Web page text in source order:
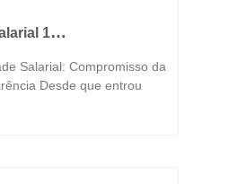
1º
Salarial: Compromisso da
Desde que entrou